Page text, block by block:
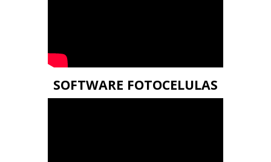
SOFTWARE FOTOCELULAS